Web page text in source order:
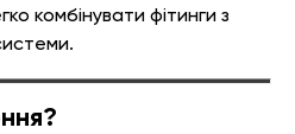
комбінувати фітинги з